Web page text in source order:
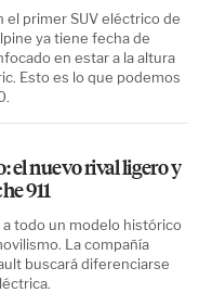
el primer SUV eléctrico de
ya tiene fecha de
en estar a la altura
Esto es lo que podemos
el nuevo rival ligero y
911
a todo un modelo histórico
La compañía
buscará diferenciarse